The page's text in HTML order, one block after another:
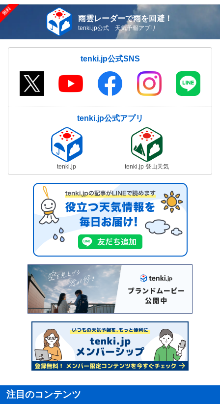
雨雲レーダーで雨を回避！
tenki.jp公式 天気予報アプリ
tenki.jp公式SNS
tenki.jp公式アプリ
tenki.jp tenki.jp 登山天気
注目のコンテンツ